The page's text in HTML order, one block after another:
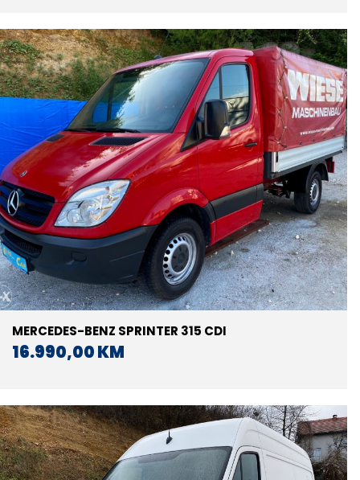
MERCEDES-BENZ SPRINTER 315 CDI
16.990,00 KM